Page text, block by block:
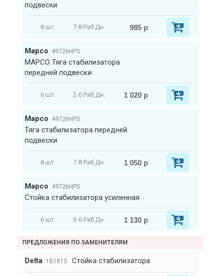
подвески
8 шт. 7-8 Раб.Дн. 985 р
Mapco 49726HPS
MAPCO Тяга стабилизатора
передней подвески
6 шт. 2-6 Раб.Дн. 1 020 р
Mapco 49726HPS
Тяга стабилизатора передней
подвески
8 шт. 7-8 Раб.Дн. 1 050 р
Mapco 49726HPS
Стойка стабилизатора усиленная
6 шт. 3-6 Раб.Дн. 1 130 р
ПРЕДЛОЖЕНИЯ ПО ЗАМЕНИТЕЛЯМ
Delta 1B1813 Стойка стабилизатора